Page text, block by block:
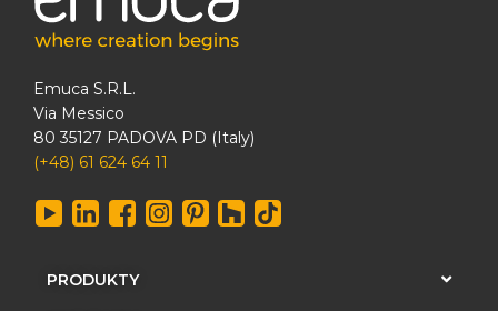
Emuca S.R.L.
Via Messico
80 35127 PADOVA PD (Italy)
(+48) 61 624 64 11
PRODUKTY